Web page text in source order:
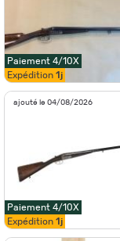
Paiement 4/10X
Expédition 1j
ajouté le 04/08/2026
Paiement 4/10X
Expédition 1j